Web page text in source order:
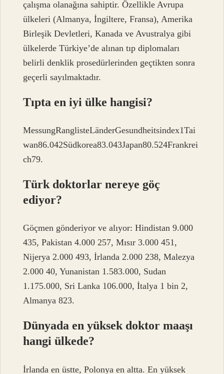
çalışma olanağına sahiptir. Özellikle Avrupa
ülkeleri (Almanya, İngiltere, Fransa), Amerika
Birleşik Devletleri, Kanada ve Avustralya gibi
ülkelerde Türkiye’de alınan tıp diplomaları
belirli denklik prosedürlerinden geçtikten sonra
geçerli sayılmaktadır.
Tıpta en iyi ülke hangisi?
MessungRanglisteLänderGesundheitsindex1Tai
wan86.042Südkorea83.043Japan80.524Frankrei
ch79.
Türk doktorlar nereye göç
ediyor?
Göçmen gönderiyor ve alıyor: Hindistan 9.000
435, Pakistan 4.000 257, Mısır 3.000 451,
Nijerya 2.000 493, İrlanda 2.000 238, Malezya
2.000 40, Yunanistan 1.583.000, Sudan
1.175.000, Sri Lanka 106.000, İtalya 1 bin 2,
Almanya 823.
Dünyada en yüksek doktor maaşı
hangi ülkede?
İrlanda en üstte, Polonya en altta. En yüksek